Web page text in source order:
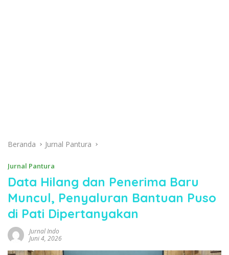
Beranda Jurnal Pantura
Jurnal Pantura
Data Hilang dan Penerima Baru
Muncul, Penyaluran Bantuan Puso
di Pati Dipertanyakan
Jurnal Indo
Juni 4, 2026